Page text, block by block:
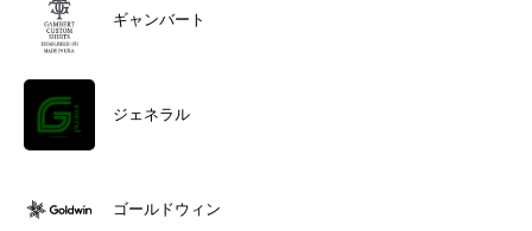
ギャンバート
ジェネラル
ゴールドウィン